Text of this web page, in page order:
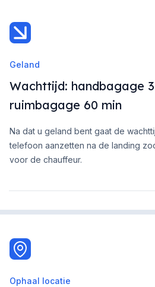
Geland
Wachttijd: handbagage
ruimbagage 60 min
Na dat u geland bent gaat de
telefoon aanzetten na de landing
voor de chauffeur.
Ophaal locatie